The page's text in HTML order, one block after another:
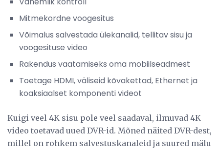
Mitmekordne voogesitus
Võimalus salvestada ülekanalid, tellitav sisu ja
voogesituse video
Rakendus vaatamiseks oma mobiilseadmest
Toetage HDMI, väliseid kõvakettad, Ethernet ja
koaksiaalset komponenti videot
Kuigi veel 4K sisu pole veel saadaval, ilmuvad 4K
video toetavad uued DVR-id. Mõned näited DVR-dest,
millel on rohkem salvestuskanaleid ja suured mälu